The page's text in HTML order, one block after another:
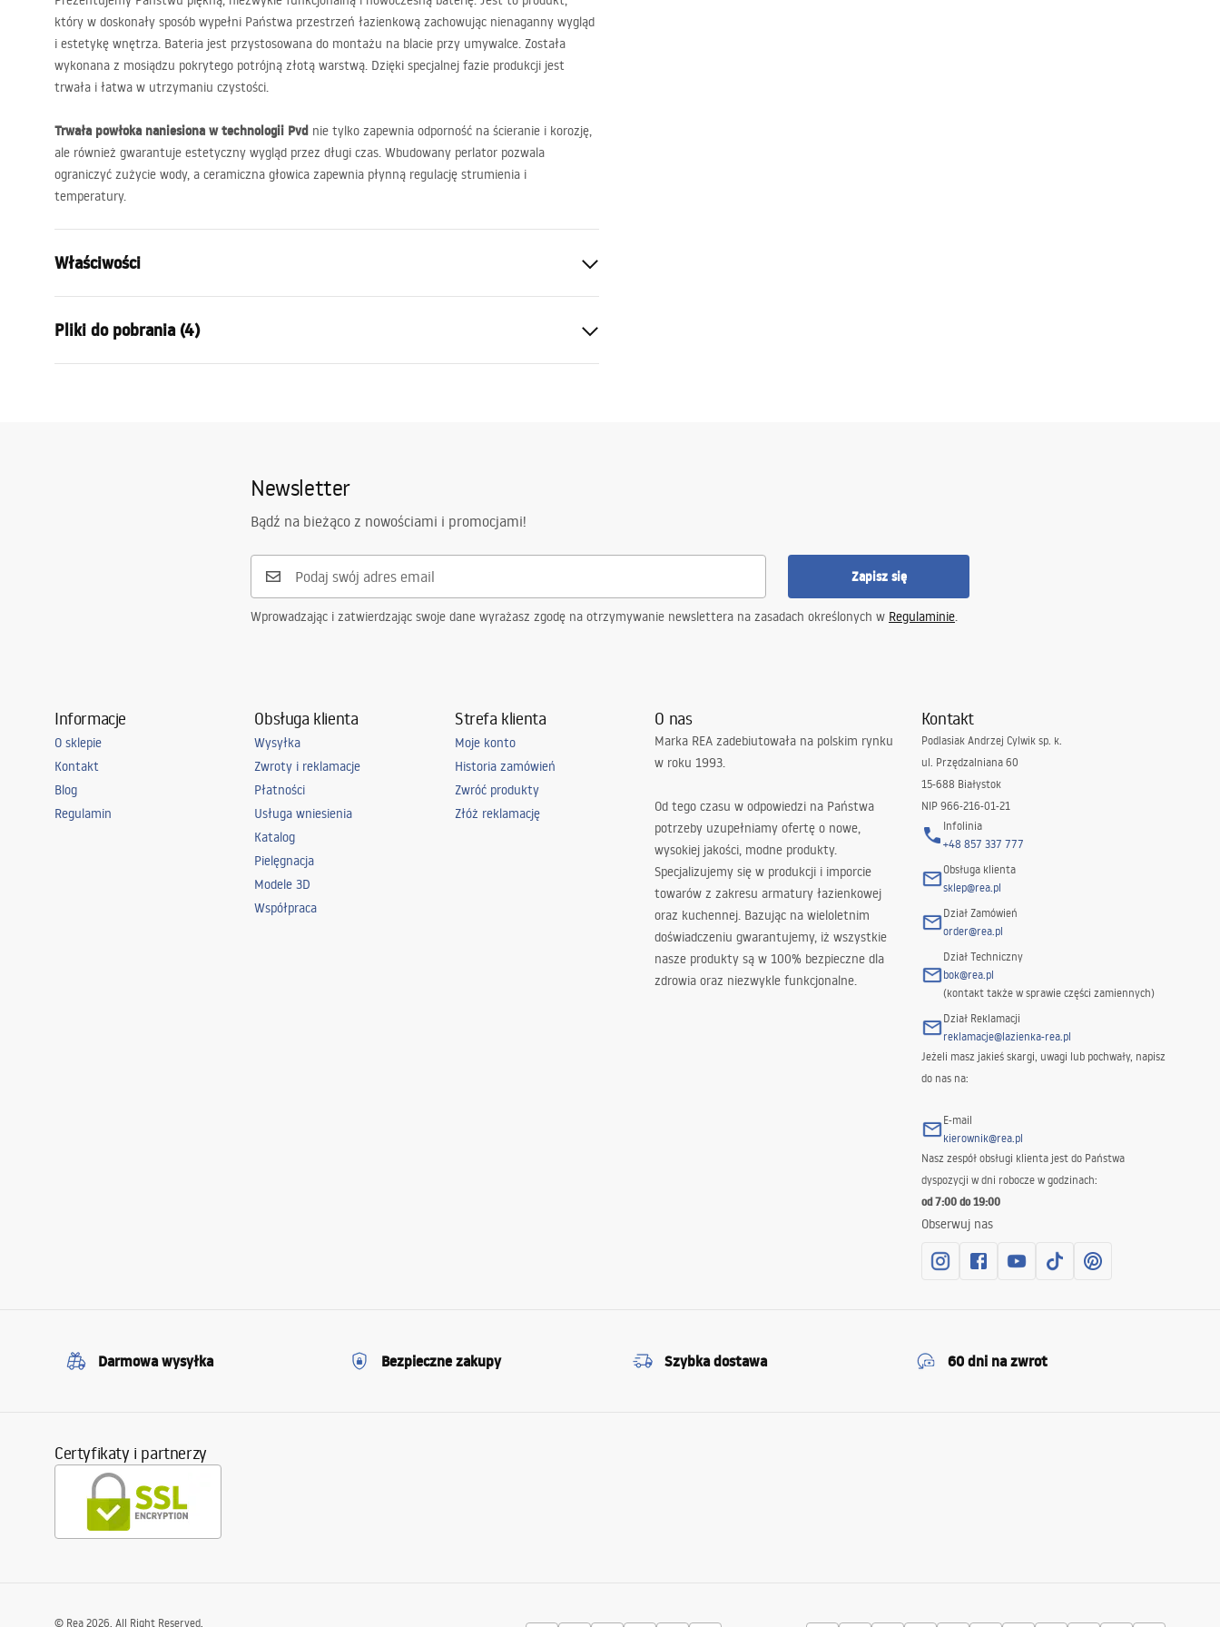
który w doskonały sposób wypełni Państwa przestrzeń łazienkową zachowując nienaganny wygląd
i estetykę wnętrza. Bateria jest przystosowana do montażu na blacie przy umywalce. Została
wykonana z mosiądzu pokrytego potrójną złotą warstwą. Dzięki specjalnej fazie produkcji jest
trwała i łatwa w utrzymaniu czystości.
Trwała powłoka naniesiona w technologii Pvd nie tylko zapewnia odporność na ścieranie i korozję,
ale również gwarantuje estetyczny wygląd przez długi czas. Wbudowany perlator pozwala
ograniczyć zużycie wody, a ceramiczna głowica zapewnia płynną regulację strumienia i
temperatury.
Właściwości
Sposób montażu:
Kolor:
Złoty
290
MY1802-21G
5 lat
Pliki do pobrania (4)
Pielegnacja.pdf
Newsletter
Bądź na bieżąco z nowościami i promocjami!
Zapisz się
Wprowadzając i zatwierdzając swoje dane wyrażasz zgodę na otrzymywanie newslettera na zasadach określonych w Regulaminie.
Informacje
O sklepie
Kontakt
Blog
Regulamin
Obsługa klienta
Wysyłka
Zwroty i reklamacje
Płatności
Usługa wniesienia
Katalog
Pielęgnacja
Modele 3D
Współpraca
Strefa klienta
Moje konto
Historia zamówień
Zwróć produkty
Złóż reklamację
O nas
Marka REA zadebiutowała na polskim rynku
w roku 1993.
Od tego czasu w odpowiedzi na Państwa
potrzeby uzupełniamy ofertę o nowe,
wysokiej jakości, modne produkty.
Specjalizujemy się w produkcji i imporcie
towarów z zakresu armatury łazienkowej
oraz kuchennej. Bazując na wieloletnim
doświadczeniu gwarantujemy, iż wszystkie
nasze produkty są w 100% bezpieczne dla
zdrowia oraz niezwykle funkcjonalne.
Kontakt
Podlasiak Andrzej Cylwik sp. k.
ul. Przędzalniana 60
15-688 Białystok
NIP 966-216-01-21
Infolinia
+48 857 337 777
Obsługa klienta
sklep@rea.pl
Dział Zamówień
order@rea.pl
Dział Techniczny
bok@rea.pl
(kontakt także w sprawie części zamiennych)
Dział Reklamacji
reklamacje@lazienka-rea.pl
Jeżeli masz jakieś skargi, uwagi lub pochwały, napisz
do nas na:
E-mail
kierownik@rea.pl
Nasz zespół obsługi klienta jest do Państwa
dyspozycji w dni robocze w godzinach:
od 7:00 do 19:00
Obserwuj nas
Darmowa wysyłka Bezpieczne zakupy Szybka dostawa 60 dni na zwrot
Certyfikaty i partnerzy
© Rea 2026. All Right Reserved.